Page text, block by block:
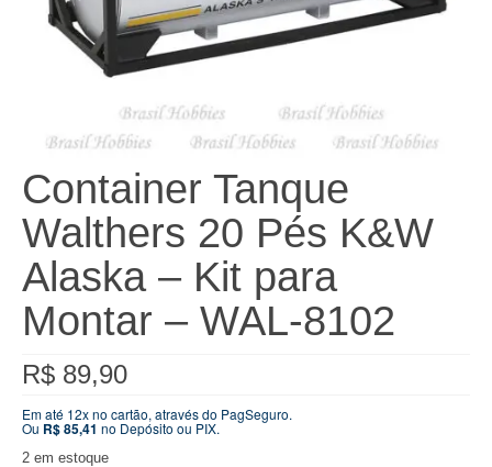
Container Tanque
Walthers 20 Pés K&W
Alaska – Kit para
Montar – WAL-8102
R$ 89,90
Em até 12x no cartão, através do PagSeguro.
Ou R$85,41 no Depósito ou PIX.
2 em estoque